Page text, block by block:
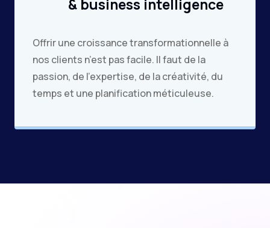
& business intelligence
Offrir une croissance transformationnelle à
nos clients n’est pas facile. Il faut de la
passion, de l’expertise, de la créativité, du
temps et une planification méticuleuse.